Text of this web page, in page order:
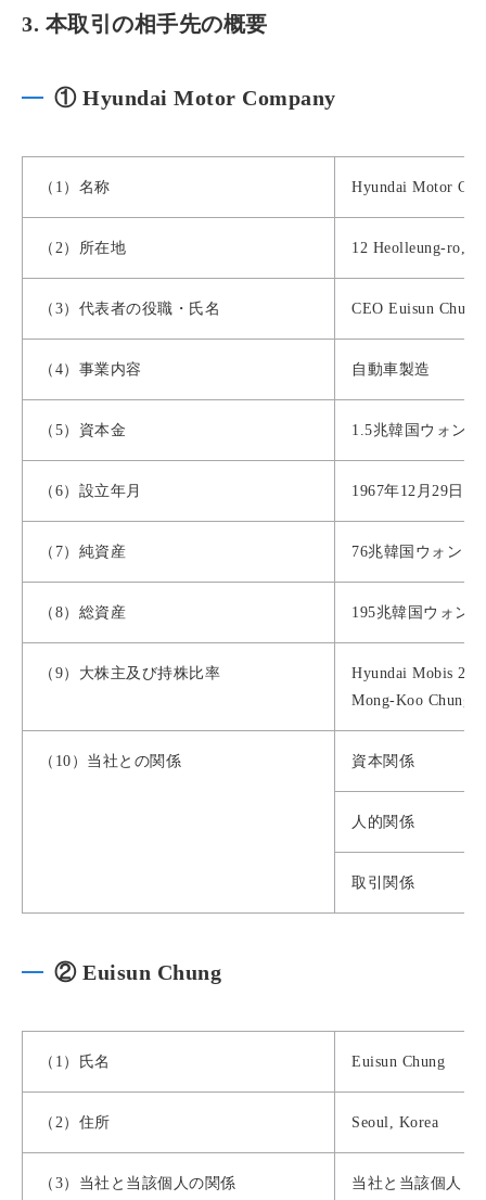
3. 本取引の相手先の概要
① Hyundai Motor Company
（1）名称 Hyundai Motor
（2）所在地 12 Heolleung-ro,
（3）代表者の役職・氏名 CEO Euisun
（4）事業内容 自動車製造
（5）資本金 1.5兆韓国ウォン
（6）設立年月 1967年12月29日
（7）純資産 76兆韓国ウォン
（8）総資産 195兆韓国ウォン
（9）大株主及び持株比率
Hyundai Mobis
Mong-Koo Chung
（10）当社との関係 資本関係
人的関係
取引関係
② Euisun Chung
（1）氏名 Euisun Chung
（2）住所 Seoul, Korea
（3）当社と当該個人の関係 当社と当該個人と